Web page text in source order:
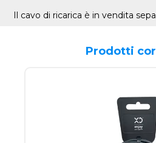
Il cavo di ricarica è in vendita
Prodotti